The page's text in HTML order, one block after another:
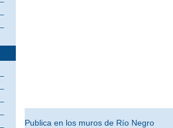
Publica en los muros de Río Negro